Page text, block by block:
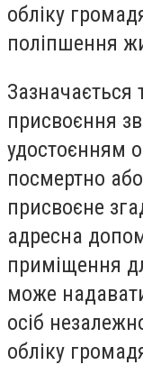
обліку
поліпшення
Зазначається
присвоєння
удостоєнням
посмертно
присвоєне
адресна
приміщення
може
осіб
обліку